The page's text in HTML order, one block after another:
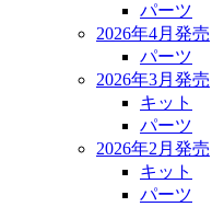
パーツ
2026年4月発売
パーツ
2026年3月発売
キット
パーツ
2026年2月発売
キット
パーツ